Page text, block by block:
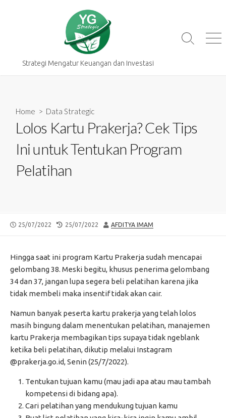
Strategi Mengatur Keuangan dan Investasi
Search
Home > Data Strategic
Lolos Kartu Prakerja? Cek Tips
Ini untuk Tentukan Program
Pelatihan
PUBLISHED
25/07/2022
LAST
25/07/2022 AUTHOR
AFDITYA IMAM
Hingga saat ini program Kartu Prakerja sudah mencapai
gelombang 38. Meski begitu, khusus penerima gelombang
34 dan 37, jangan lupa segera beli pelatihan karena jika
tidak membeli maka insentif tidak akan cair.
Namun banyak peserta kartu prakerja yang telah lolos
masih bingung dalam menentukan pelatihan, manajemen
kartu Prakerja membagikan tips supaya tidak ngeblank
ketika beli pelatihan, dikutip melalui Instagram
@prakerja.go.id, Senin (25/7/2022).
Tentukan tujuan kamu (mau jadi apa atau mau tambah
kompetensi di bidang apa).
Cari pelatihan yang mendukung tujuan kamu